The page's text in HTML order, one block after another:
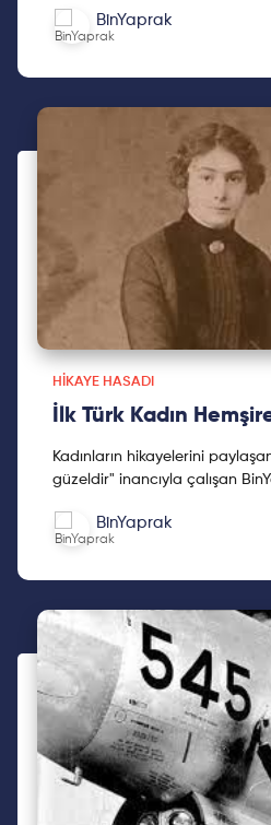
Cumhuriyetimizin 2. yüzyılına
hediye etmek için çıktığımız
BinYaprak
HIKAYE HASADI
İlk Türk Kadın
Kadınların hikayelerini
güzeldir" inancıyla çalışan
Cumhuriyetimizin 2. yüzyılına
hediye etmek için çıktığımız
BinYaprak